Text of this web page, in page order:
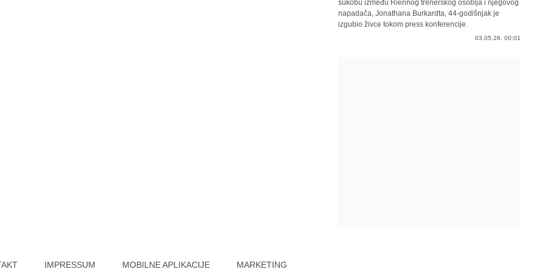
sukobu između Rierinog trenerskog osoblja i njegovog
napadača, Jonathana Burkardta, 44-godišnjak je
izgubio živce tokom press konferencije.
03.05.26. 00:01
IMPRESSUM MOBILNE APLIKACIJE MARKETING